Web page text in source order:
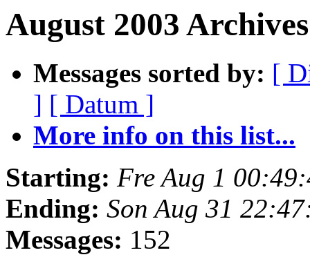
August 2003
Messages sorted by: [
] [ Datum ]
More info on this list...
Starting: Fre Aug 1
Ending: Son Aug 31
Messages: 152